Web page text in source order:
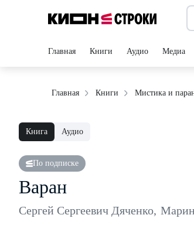
Главная Книги Аудио Медиа
Главная Книги Мистика и
Книга Аудио
По подписке
Варан
Сергей Сергеевич Дяченко,